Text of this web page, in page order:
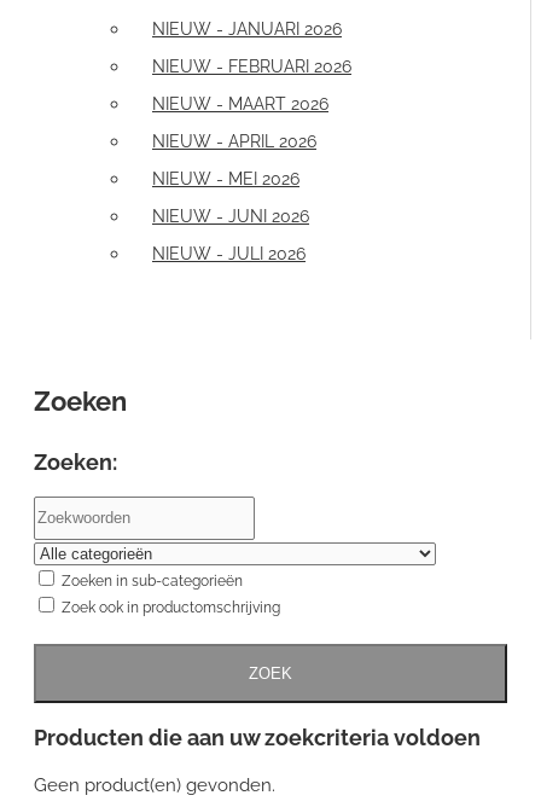
NIEUW - JANUARI 2026
NIEUW - FEBRUARI 2026
NIEUW - MAART 2026
NIEUW - APRIL 2026
NIEUW - MEI 2026
NIEUW - JUNI 2026
NIEUW - JULI 2026
Zoeken
Zoeken:
Zoeken in sub-categorieën
Zoek ook in productomschrijving
ZOEK
Producten die aan uw zoekcriteria voldoen
Geen product(en) gevonden.